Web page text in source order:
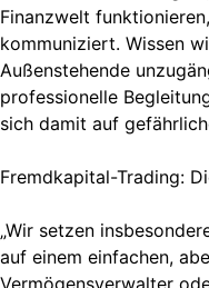
Finanzwelt
kommuniziert. Wissen
Außenstehende
professionelle
sich damit auf
Fremdkapital-Trading:
„Wir setzen
auf einem einfachen,